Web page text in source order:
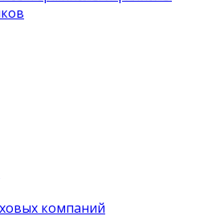
компаний